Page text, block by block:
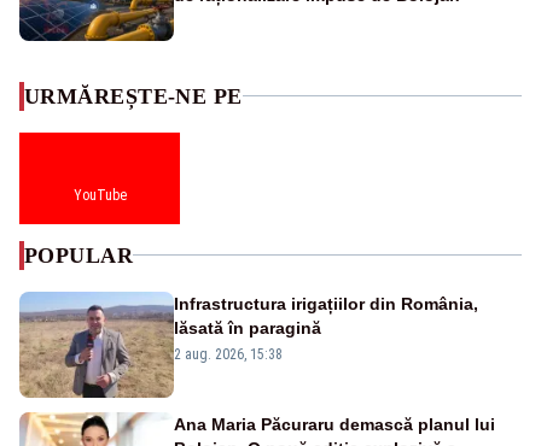
URMĂREȘTE-NE PE
YouTube
POPULAR
Infrastructura irigațiilor din România,
lăsată în paragină
2 aug. 2026, 15:38
Ana Maria Păcuraru demască planul lui